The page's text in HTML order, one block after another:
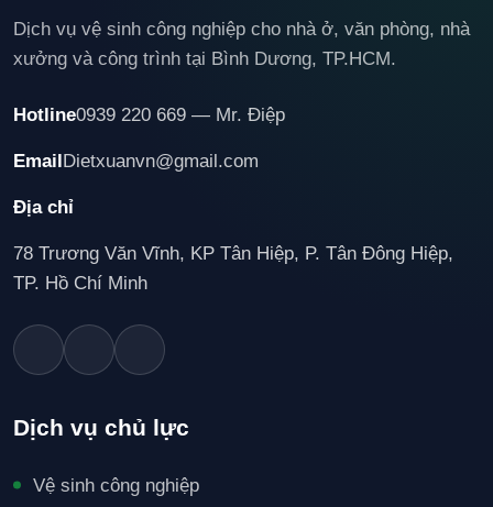
Dịch vụ vệ sinh công nghiệp cho nhà ở, văn phòng, nhà
xưởng và công trình tại Bình Dương, TP.HCM.
Hotline0939 220 669 — Mr. Điệp
EmailDietxuanvn@gmail.com
Địa chỉ
78 Trương Văn Vĩnh, KP Tân Hiệp, P. Tân Đông Hiệp,
TP. Hồ Chí Minh
Dịch vụ chủ lực
Vệ sinh công nghiệp